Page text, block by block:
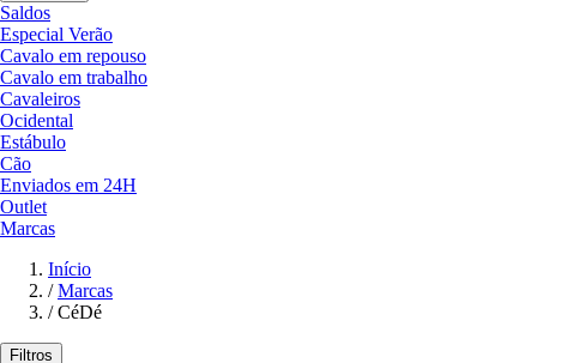
Saldos
Especial Verão
Cavalo em repouso
Cavalo em trabalho
Cavaleiros
Ocidental
Estábulo
Cão
Enviados em 24H
Outlet
Marcas
Início
/ Marcas
/ CéDé
Filtros